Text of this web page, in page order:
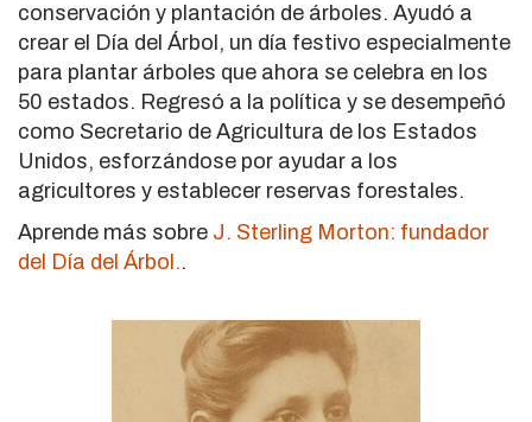
conservación y plantación de árboles. Ayudó a
crear el Día del Árbol, un día festivo especialmente
para plantar árboles que ahora se celebra en los
50 estados. Regresó a la política y se desempeñó
como Secretario de Agricultura de los Estados
Unidos, esforzándose por ayudar a los
agricultores y establecer reservas forestales.
Aprende más sobre J. Sterling Morton: fundador
del Día del Árbol..